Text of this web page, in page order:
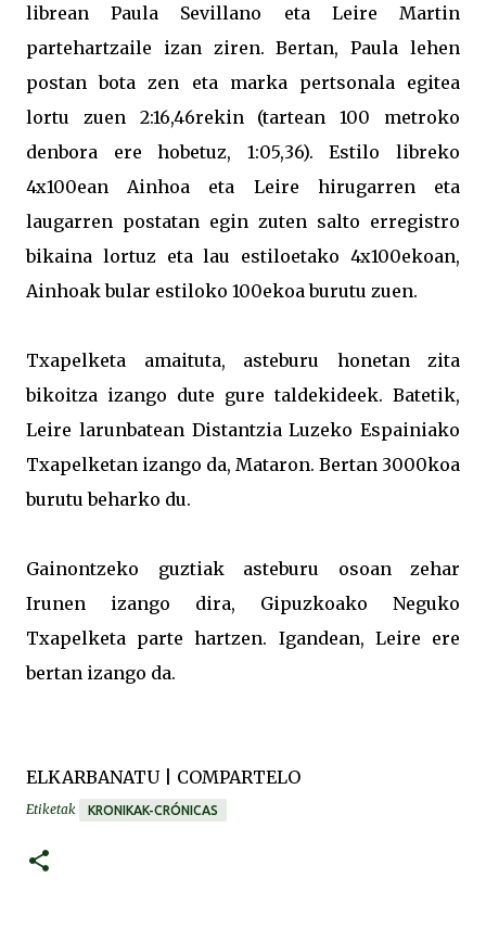
librean Paula Sevillano eta Leire Martin
partehartzaile izan ziren. Bertan, Paula lehen
postan bota zen eta marka pertsonala egitea
lortu zuen 2:16,46rekin (tartean 100 metroko
denbora ere hobetuz, 1:05,36). Estilo libreko
4x100ean Ainhoa eta Leire hirugarren eta
laugarren postatan egin zuten salto erregistro
bikaina lortuz eta lau estiloetako 4x100ekoan,
Ainhoak bular estiloko 100ekoa burutu zuen.
Txapelketa amaituta, asteburu honetan zita
bikoitza izango dute gure taldekideek. Batetik,
Leire larunbatean Distantzia Luzeko Espainiako
Txapelketan izango da, Mataron. Bertan 3000koa
burutu beharko du.
Gainontzeko guztiak asteburu osoan zehar
Irunen izango dira, Gipuzkoako Neguko
Txapelketa parte hartzen. Igandean, Leire ere
bertan izango da.
ELKARBANATU | COMPARTELO
Etiketak KRONIKAK-CRÓNICAS